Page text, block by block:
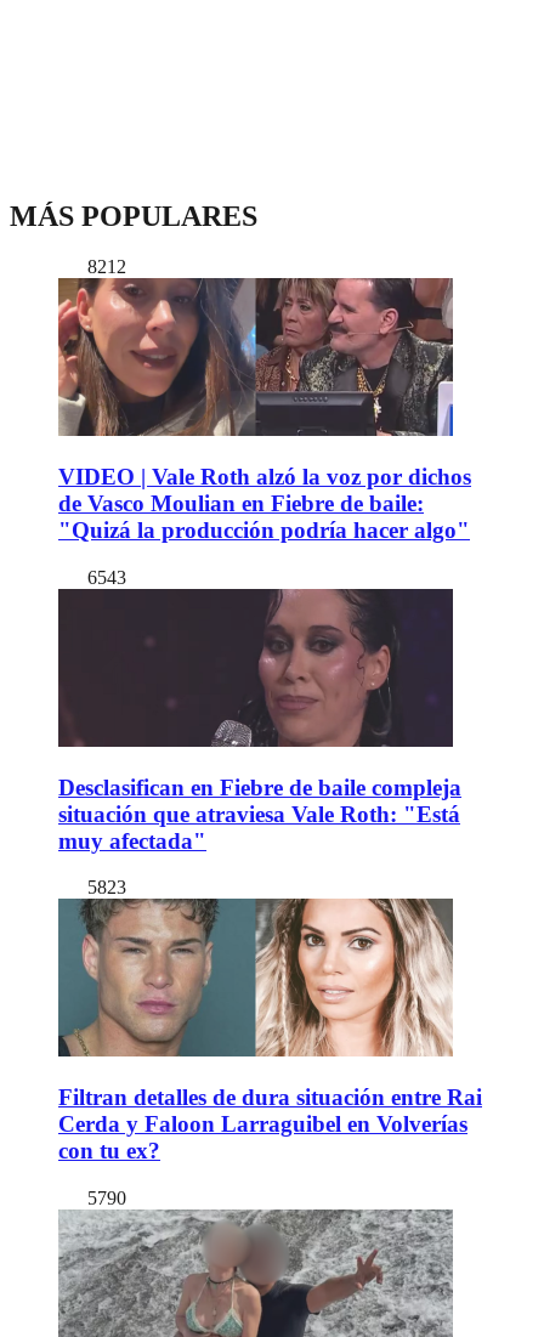
MÁS POPULARES
8212
VIDEO | Vale Roth alzó la voz por dichos
de Vasco Moulian en Fiebre de baile:
"Quizá la producción podría hacer algo"
6543
Desclasifican en Fiebre de baile compleja
situación que atraviesa Vale Roth: "Está
muy afectada"
5823
Filtran detalles de dura situación entre Rai
Cerda y Faloon Larraguibel en Volverías
con tu ex?
5790